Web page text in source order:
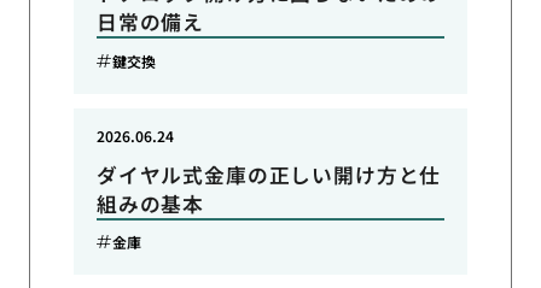
日常の備え
鍵交換
ダイヤル式金庫の正しい開け方と仕
組みの基本
2026.06.24
金庫